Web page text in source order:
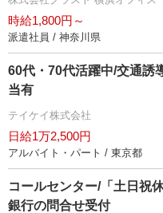
時給1,800円～
派遣社員 / 神奈川県
60代・70代活躍中/交通誘
当有
テイケイ株式会社
日給1万2,500円
アルバイト・パート / 東京都
コールセンター/「土日祝
銀行の問合せ受付